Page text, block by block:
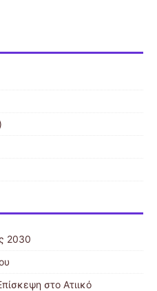
2030
στο Ατιικό